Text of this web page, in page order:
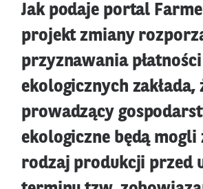
Jak podaje portal
projekt zmiany
przyznawania płatności
ekologicznych
prowadzący
ekologiczne będą mogli
rodzaj produkcji przed